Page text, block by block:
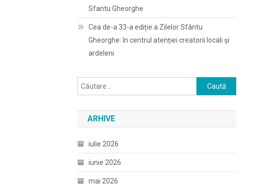
Sfantu Gheorghe
Cea de-a 33-a ediție a Zilelor Sfântu
Gheorghe: în centrul atenției creatorii locali și
ardeleni
Caută
după:
ARHIVE
iulie 2026
iunie 2026
mai 2026